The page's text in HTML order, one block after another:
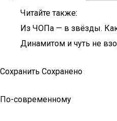
Читайте также:
Из ЧОПа — в звёзды. Как
Динамитом и чуть не
Сохранить Сохранено
По-современному